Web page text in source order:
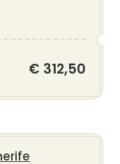
€ 312,50